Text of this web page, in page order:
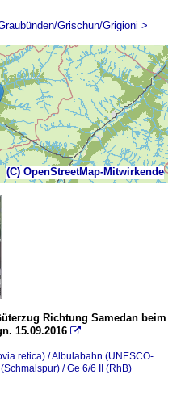
Grischun/Grigioni >
(C) OpenStreetMap-Mitwirkende
Richtung Samedan beim
15.09.2016 
retica) / Albulabahn (UNESCO-
/ Ge 6/6 II (RhB)